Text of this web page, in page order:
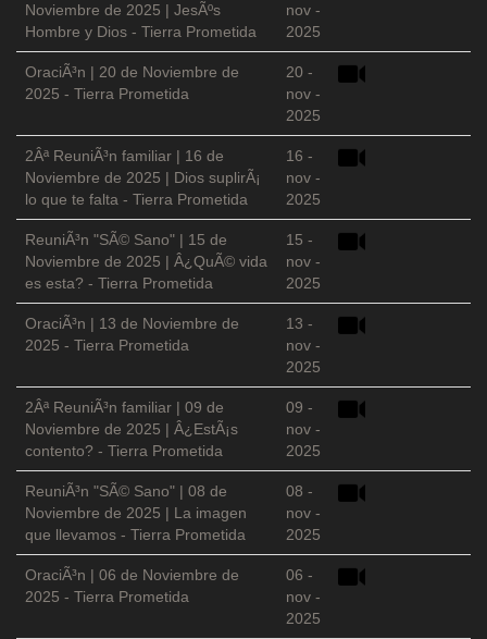
Noviembre de 2025 | JesÃºs
Hombre y Dios - Tierra Prometida
nov -
2025
OraciÃ³n | 20 de Noviembre de
2025 - Tierra Prometida
20 -
nov -
2025
2Âª ReuniÃ³n familiar | 16 de
Noviembre de 2025 | Dios suplirÃ¡
lo que te falta - Tierra Prometida
16 -
nov -
2025
ReuniÃ³n "SÃ© Sano" | 15 de
Noviembre de 2025 | Â¿QuÃ© vida
es esta? - Tierra Prometida
15 -
nov -
2025
OraciÃ³n | 13 de Noviembre de
2025 - Tierra Prometida
13 -
nov -
2025
2Âª ReuniÃ³n familiar | 09 de
Noviembre de 2025 | Â¿EstÃ¡s
contento? - Tierra Prometida
09 -
nov -
2025
ReuniÃ³n "SÃ© Sano" | 08 de
Noviembre de 2025 | La imagen
que llevamos - Tierra Prometida
08 -
nov -
2025
OraciÃ³n | 06 de Noviembre de
2025 - Tierra Prometida
06 -
nov -
2025